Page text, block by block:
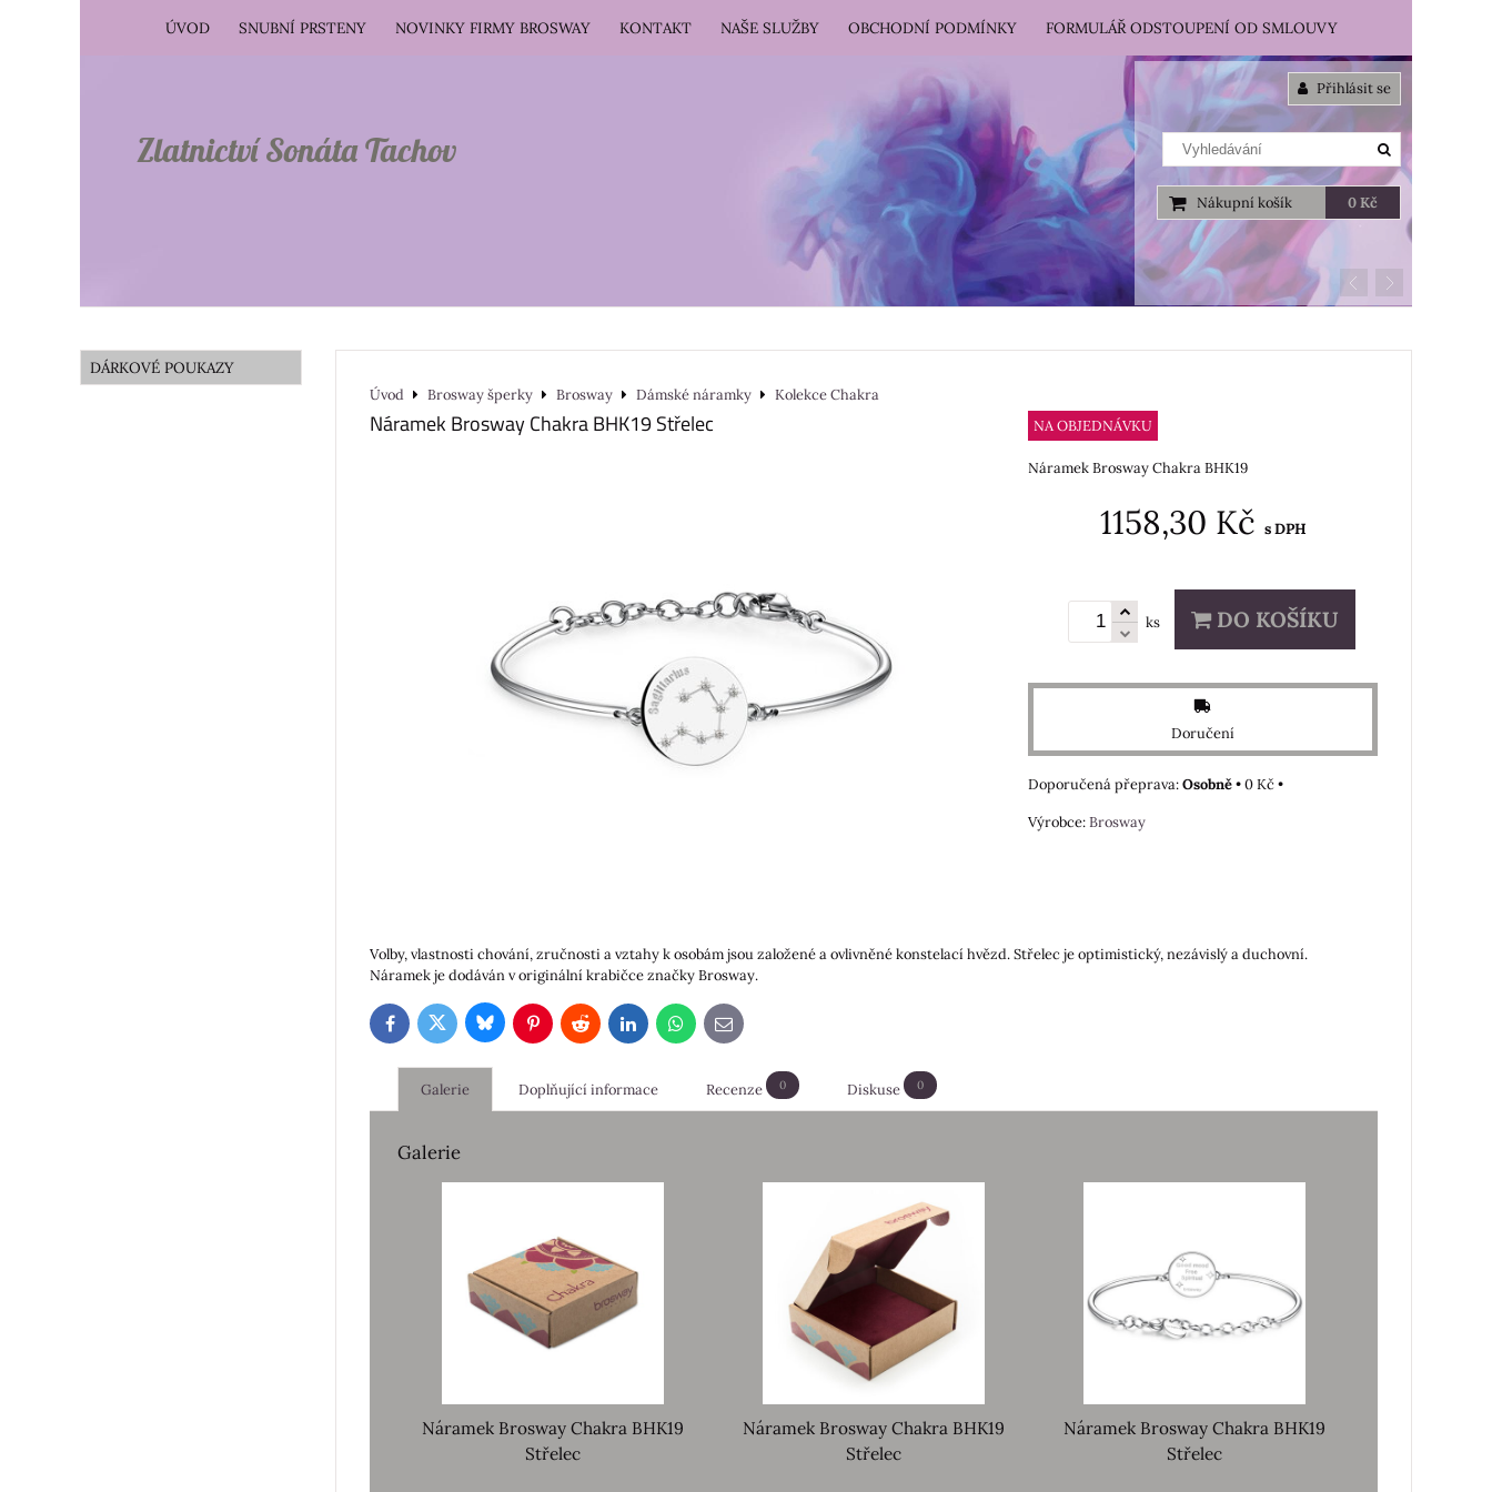
Přihlásit se
Nákupní košík 0 Kč
Zlatnictví Sonáta Tachov
ÚVOD SNUBNÍ PRSTENY NOVINKY FIRMY BROSWAY KONTAKT NAŠE SLUŽBY OBCHODNÍ PODMÍNKY FORMULÁŘ ODSTOUPENÍ OD SMLOUVY
Úvod Brosway šperky Brosway Dámské náramky Kolekce Chakra
Náramek Brosway Chakra BHK19 Střelec NA OBJEDNÁVKU
Náramek Brosway Chakra BHK19
1158,30 Kč s DPH
ks DO KOŠÍKU
Doručení
Osobně•0 Kč•
Výrobce:Brosway
Volby, vlastnosti chování, zručnosti a vztahy k osobám jsou založené a ovlivněné konstelací hvězd. Střelec je optimistický, nezávislý a duchovní.
Náramek je dodáván v originální krabičce značky Brosway.
FacebookTwitterBlueskyPinterestRedditLinkedInWhatsApp
E-
mail
Galerie Doplňující informace Recenze 0 Diskuse 0
Galerie
Náramek Brosway Chakra BHK19
Střelec
Náramek Brosway Chakra BHK19
Střelec
Náramek Brosway Chakra BHK19
Střelec
DÁRKOVÉ POUKAZY